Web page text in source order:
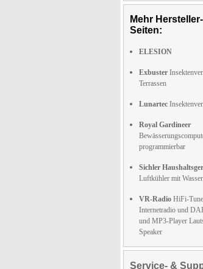
Mehr Hersteller-
Seiten:
ELESION
Exbuster
Terrassen
Lunartec
Royal Gardineer
programmierbar
Sichler
Luftkühler mit
VR-Radio HiFi-
Internetradio und
und MP3-Player
Speaker
Service- &